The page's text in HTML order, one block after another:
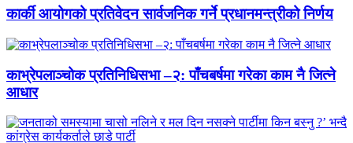
कार्की आयोगको प्रतिवेदन सार्वजनिक गर्ने प्रधानमन्त्रीको निर्णय
काभ्रेपलाञ्चोक प्रतिनिधिसभा –२: पाँचबर्षमा गरेका काम नै जित्ने
आधार